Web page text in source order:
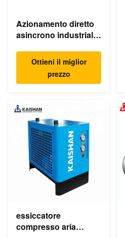
Azionamento diretto
asincrono industriale
d'aria della vite di
55KW 75HP 8bar
350cfm
Ottieni il miglior
prezzo
essiccatore
compresso aria